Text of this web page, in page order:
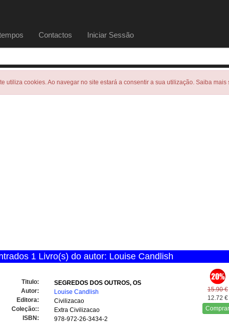
Contactos Iniciar Sessão
utiliza cookies. Ao navegar no site estará a consentir a sua utilização. Saiba
1 Livro(s) do autor: Louise Candlish
15.90 €
12.72 €
Comprar
Titulo:
SEGREDOS DOS OUTROS, OS
Autor:
Louise Candlish
Editora:
Civilizacao
Coleção::
Extra Civilizacao
ISBN:
978-972-26-3434-2